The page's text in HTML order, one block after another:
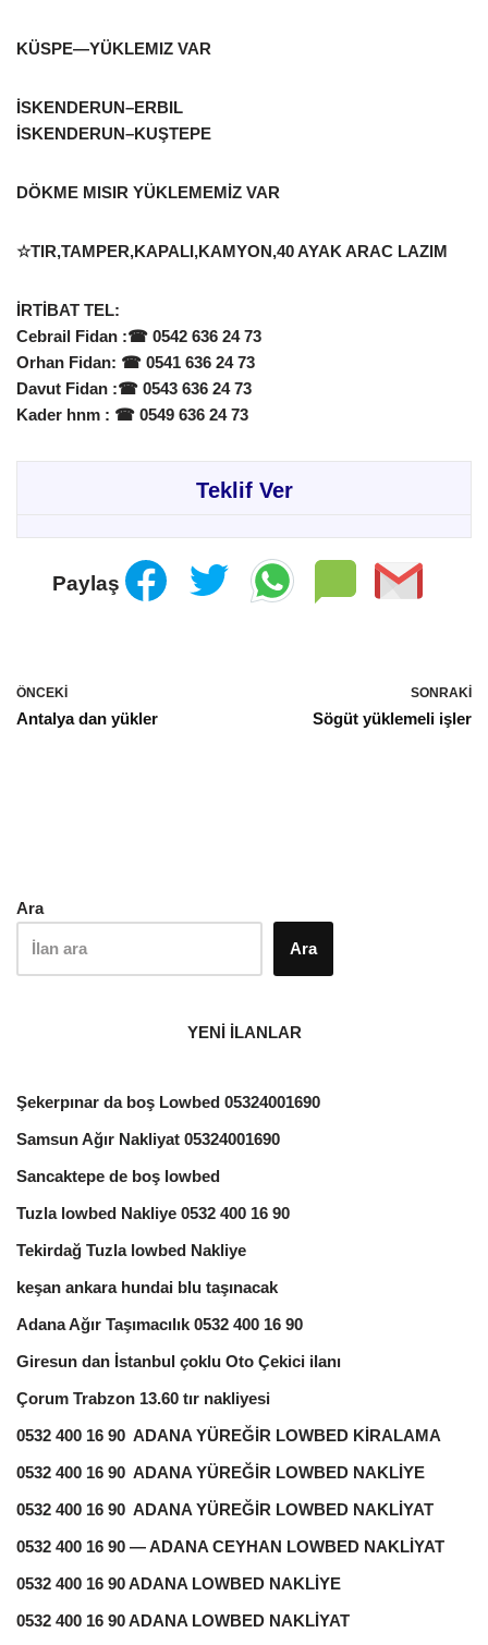
KÜSPE—YÜKLEMIZ VAR
İSKENDERUN–ERBIL
İSKENDERUN–KUŞTEPE
DÖKME MISIR YÜKLEMEMİZ VAR
☆TIR,TAMPER,KAPALI,KAMYON,40 AYAK ARAC LAZIM
İRTİBAT TEL:
Cebrail Fidan :☎ 0542 636 24 73
Orhan Fidan: ☎ 0541 636 24 73
Davut Fidan :☎ 0543 636 24 73
Kader hnm : ☎ 0549 636 24 73
Teklif Ver
Paylaş
ÖNCEKI
Antalya dan yükler
SONRAKI
Sögüt yüklemeli işler
Ara
Ara
YENİ İLANLAR
Şekerpınar da boş Lowbed 05324001690
Samsun Ağır Nakliyat 05324001690
Sancaktepe de boş lowbed
Tuzla lowbed Nakliye 0532 400 16 90
Tekirdağ Tuzla lowbed Nakliye
keşan ankara hundai blu taşınacak
Adana Ağır Taşımacılık 0532 400 16 90
Giresun dan İstanbul çoklu Oto Çekici ilanı
Çorum Trabzon 13.60 tır nakliyesi
0532 400 16 90 ADANA YÜREĞİR LOWBED KİRALAMA
0532 400 16 90 ADANA YÜREĞİR LOWBED NAKLİYE
0532 400 16 90 ADANA YÜREĞİR LOWBED NAKLİYAT
0532 400 16 90 — ADANA CEYHAN LOWBED NAKLİYAT
0532 400 16 90 ADANA LOWBED NAKLİYE
0532 400 16 90 ADANA LOWBED NAKLİYAT